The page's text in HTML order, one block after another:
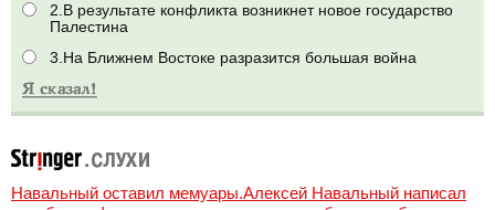
2.В результате конфликта возникнет новое государство
Палестина
3.На Ближнем Востоке разразится большая война
Навальный оставил мемуары.Алексей Навальный написал